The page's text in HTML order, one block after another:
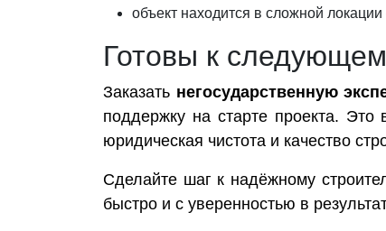
объект находится в сложной
Готовы к
Заказать негосударственную
поддержку на старте проекта.
юридическая чистота и качество
Сделайте шаг к надёжному
быстро и с уверенностью в